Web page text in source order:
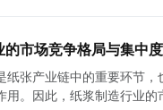
以适应市场的变化和发展。
业的主要出口市场。此外
度和市场份额。 总结起来，中国纸浆制造行业的进出口情况在一定程度
口高品质的纸浆原材料，
纸浆和纸浆制品，中国纸
纸浆，主要原料是废纸。与化学纸浆相比，机械纸浆的生
时对环境的影响也相对较
纸浆市场也在不断扩大。特别
。首先，原料供应是一个
的市场竞争格局与集中
纸张产业链中的重要环节
因此，纸浆制造行业的市场竞争